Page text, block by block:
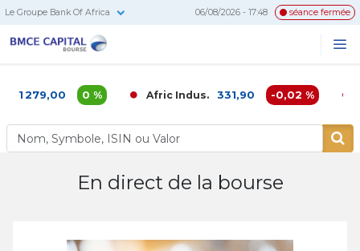
Le Groupe Bank Of Africa 06/08/2026 - 17:48 séance fermée
1 279,00 0 % Afric Indus. 331,90 -0,02 %
En direct de la bourse